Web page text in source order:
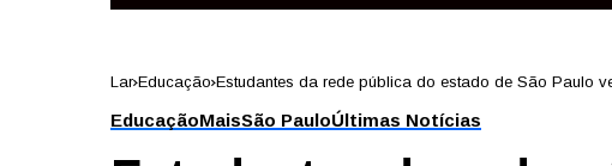
Lar Educação Estudantes da rede pública do estado de São Paulo
EducaçãoMaisSão PauloÚltimas Notícias